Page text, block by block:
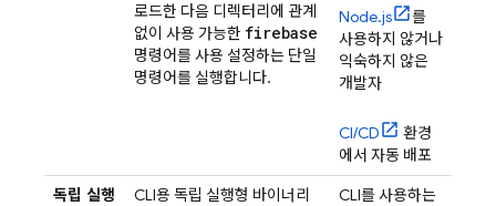
로드한 다음 디렉터리에 관계
없이 사용 가능한 firebase
명령어를 사용 설정하는 단일
명령어를 실행합니다.
Node.js
를
사용하지 않거나
익숙하지 않은
개발자
CI/CD
환경
에서 자동 배포
독립 실행
CLI용 독립 실행형 바이너리
CLI를 사용하는